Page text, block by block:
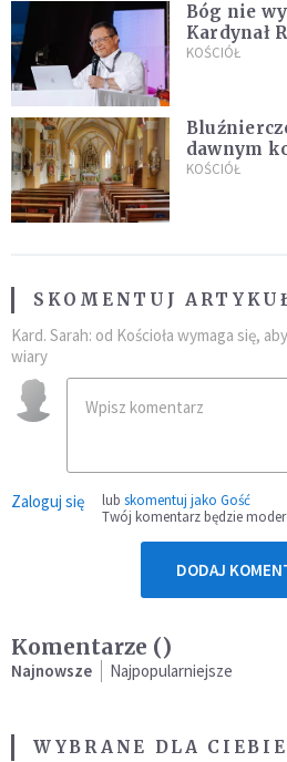
Bóg nie
Kardynał
KOŚCIÓŁ
dawnym
stanowczo
KOŚCIÓŁ
SKOMENTUJ
Kard. Sarah: od Kościoła wymaga się,
wiary
Zaloguj się lub skomentuj jako Gość
Twój komentarz będzie
DODAJ
Komentarze ()
Najnowsze Najpopularniejsze
WYBRANE DLA CIEBIE